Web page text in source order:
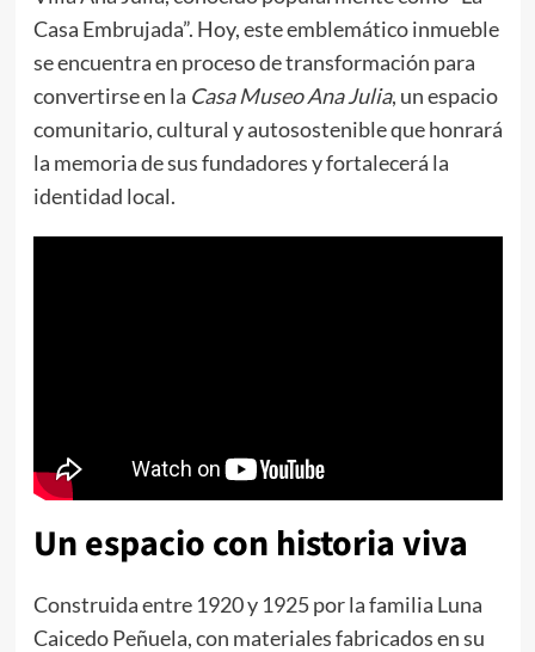
Casa Embrujada”. Hoy, este emblemático inmueble
se encuentra en proceso de transformación para
convertirse en la Casa Museo Ana Julia, un espacio
comunitario, cultural y autosostenible que honrará
la memoria de sus fundadores y fortalecerá la
identidad local.
Un espacio con historia viva
Construida entre 1920 y 1925 por la familia Luna
Caicedo Peñuela, con materiales fabricados en su